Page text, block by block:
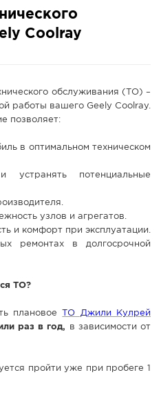
Coolray
обслуживания (ТО) –
работы вашего Geely Coolray.
позволяет:
в оптимальном техническом
устранять потенциальные
узлов и агрегатов.
и комфорт при эксплуатации.
ремонтах в долгосрочной
ТО?
плановое
ТО Джили Кулрей
раз в год,
в зависимости от
пройти уже при пробеге 1